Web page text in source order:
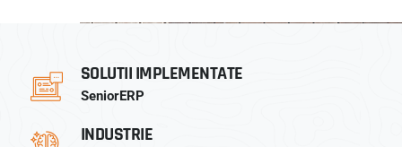
SOLUTII IMPLEMENTATE
SeniorERP
INDUSTRIE